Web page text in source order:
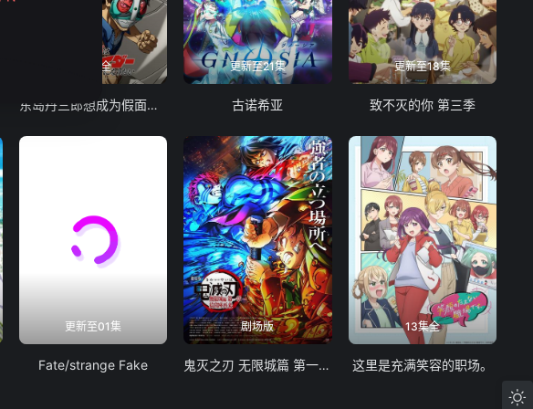
24集全
东岛丹三郎想成为假面骑士
更新至21集
古诺希亚
更新至18集
致不灭的你 第三季
更新至01集
Fate/strange Fake
剧场版
鬼灭之刃 无限城篇 第一章 猗窝座再袭
13集全
这里是充满笑容的职场。